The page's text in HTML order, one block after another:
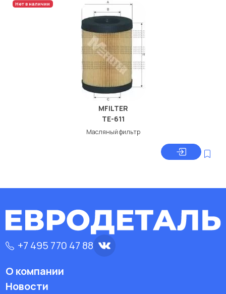
Нет в наличии
MFILTER
TE-611
Масляный фильтр
+7 495 770 47 88
О компании
Новости